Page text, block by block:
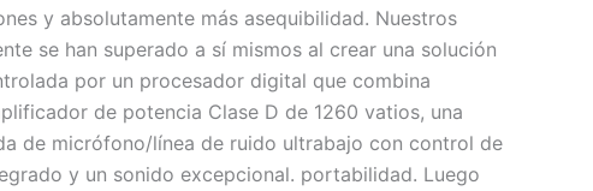
y absolutamente más asequibilidad. Nuestros
se han superado a sí mismos al crear una solución
por un procesador digital que combina
de potencia Clase D de 1260 vatios, una
de micrófono/línea de ruido ultrabajo con control de
y un sonido excepcional. portabilidad. Luego